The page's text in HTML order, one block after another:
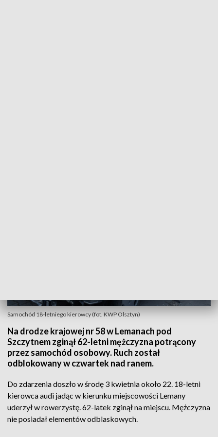
Samochód 18-letniego kierowcy (fot. KWP Olsztyn)
Na drodze krajowej nr 58 w Lemanach pod
Szczytnem zginął 62-letni mężczyzna potrącony
przez samochód osobowy. Ruch został
odblokowany w czwartek nad ranem.
Do zdarzenia doszło w środę 3 kwietnia około 22. 18-letni
kierowca audi jadąc w kierunku miejscowości Lemany
uderzył w rowerzystę. 62-latek zginął na miejscu. Mężczyzna
nie posiadał elementów odblaskowych.